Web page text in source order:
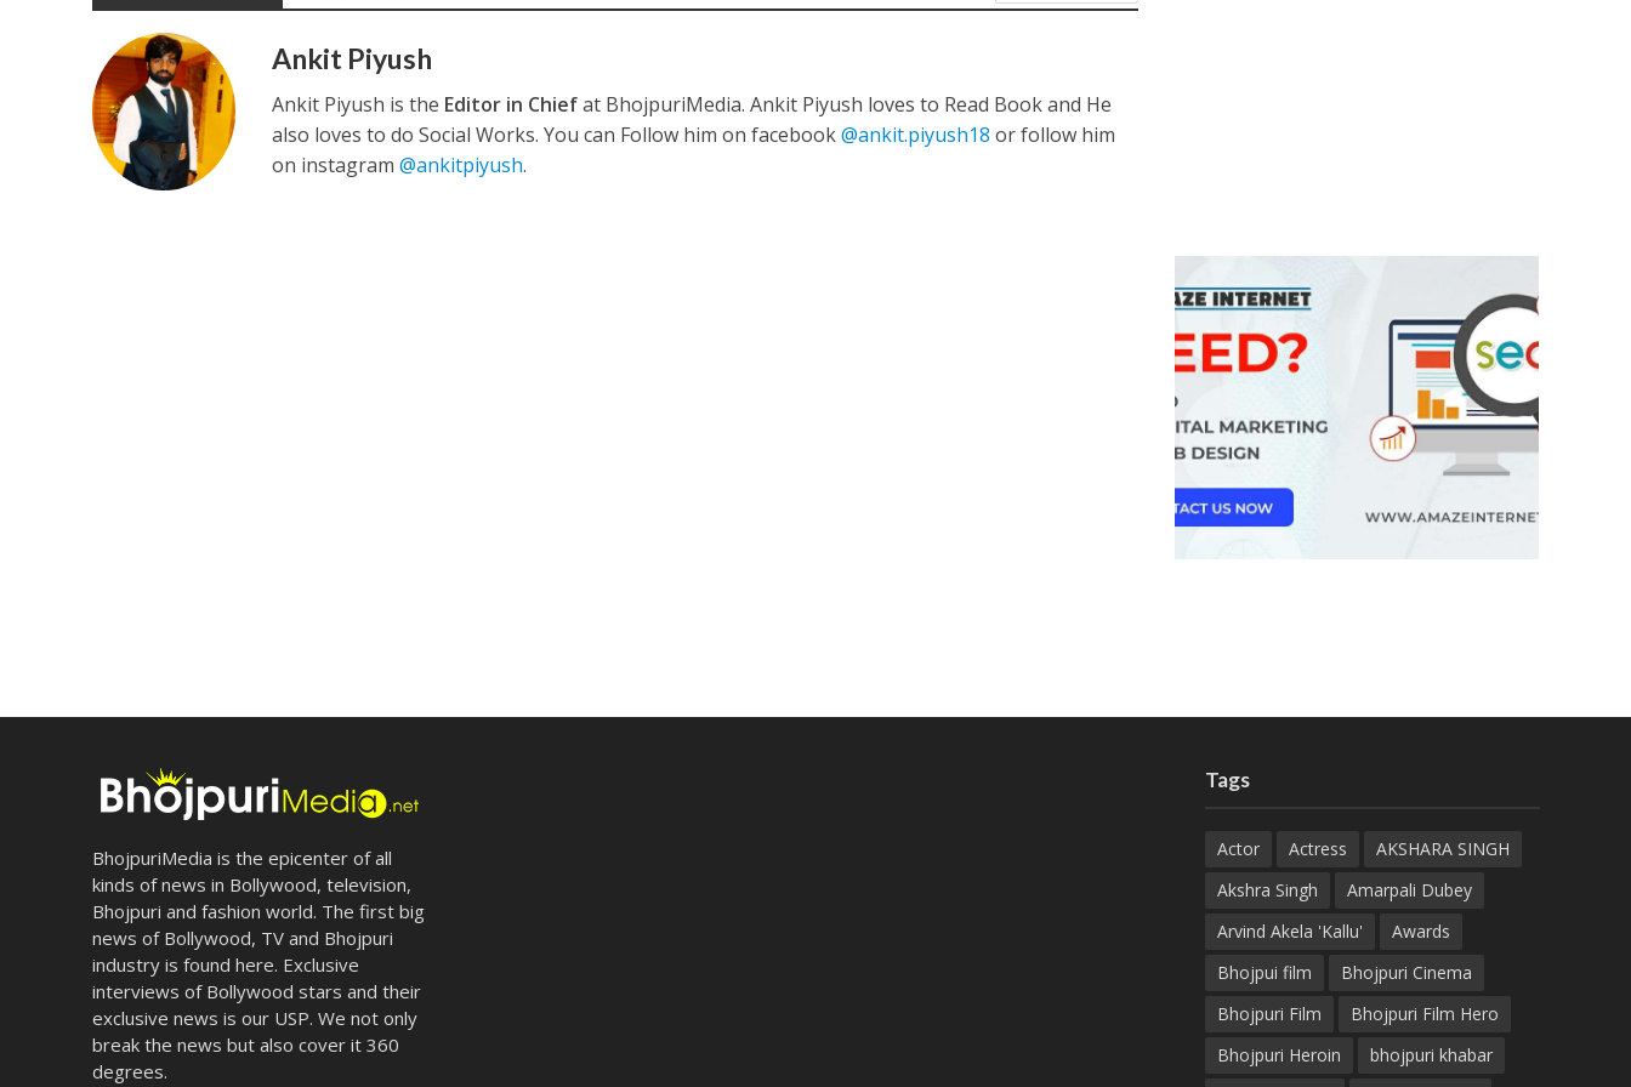
Ankit Piyush
Ankit Piyush is the Editor in Chiefat BhojpuriMedia. Ankit Piyush loves to Read Book and He
also loves to do Social Works. You can Follow him on facebook@ankit.piyush18 or follow him
on instagram@ankitpiyush.
BhojpuriMedia is the epicenter of all
kinds of news in Bollywood, television,
Bhojpuri and fashion world. The first big
news of Bollywood, TV and Bhojpuri
industry is found here. Exclusive
interviews of Bollywood stars and their
exclusive news is our USP. We not only
break the news but also cover it 360
degrees.
Tags
Actor Actress
AKSHARA SINGH
Akshra Singh
Amarpali Dubey
Arvind Akela 'Kallu'
Awards
Bhojpui film
Bhojpuri Cinema
Bhojpuri Film
Bhojpuri Film Hero
Bhojpuri Heroin
bhojpuri khabar